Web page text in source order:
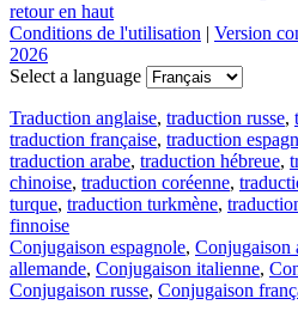
retour en haut
Conditions de l'utilisation | Version
2026
Select a language
Traduction anglaise, traduction russe,
traduction française, traduction
traduction arabe, traduction hébreue,
chinoise, traduction coréenne,
turque, traduction turkmène,
finnoise
Conjugaison espagnole, Conjugaison
allemande, Conjugaison italienne,
Conjugaison russe, Conjugaison